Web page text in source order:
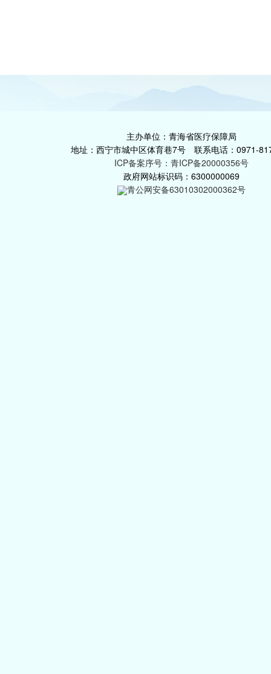
主办单位：青海省医疗保障局
地址：西宁市城中区体育巷7号 联系电话：0971-
ICP备案序号：青ICP备20000356号
政府网站标识码：6300000069
青公网安备63010302000362号